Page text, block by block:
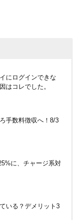
と5%還元に！
にログインできな
はコレでした。
手数料徴収へ！8/3
に、チャージ系対
いる？デメリット3